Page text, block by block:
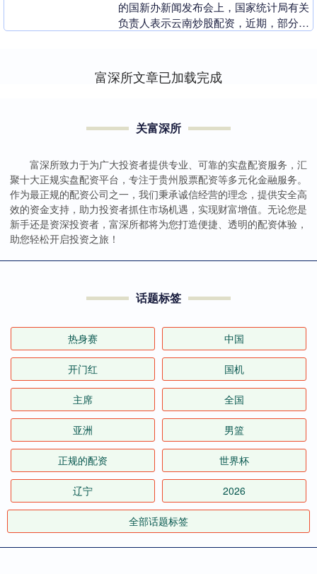
的国新办新闻发布会上，国家统计局有关
负责人表示云南炒股配资，近期，部分城
富深所文章已加载完成
关富深所
富深所致力于为广大投资者提供专业、可靠的实盘配资服务，汇
聚十大正规实盘配资平台，专注于贵州股票配资等多元化金融服务。
作为最正规的配资公司之一，我们秉承诚信经营的理念，提供安全高
效的资金支持，助力投资者抓住市场机遇，实现财富增值。无论您是
新手还是资深投资者，富深所都将为您打造便捷、透明的配资体验，
助您轻松开启投资之旅！
话题标签
热身赛 中国
开门红 国机
主席 全国
亚洲 男篮
正规的配资 世界杯
辽宁 2026
全部话题标签